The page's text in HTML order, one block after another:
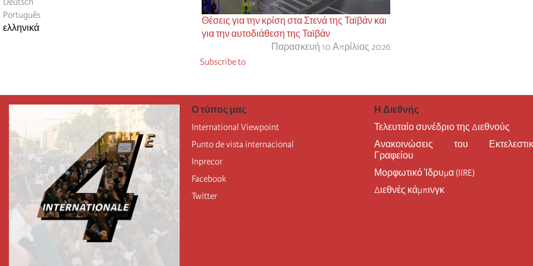
Português
ελληνικά
Θέσεις για την κρίση στα Στενά της Ταϊβάν και
για την αυτοδιάθεση της Ταϊβάν
Παρασκευή 10 Απρίλιος 2026
Subscribe to
Ο τύπος μας
International Viewpoint
Punto de vista internacional
Inprecor
Facebook
Twitter
Η Διεθνής
Τελευταίο συνέδριο της Διεθνούς
Ανακοινώσεις του
Γραφείου
Μορφωτικό Ίδρυμα (IIRE)
Διεθνές κάμπινγκ